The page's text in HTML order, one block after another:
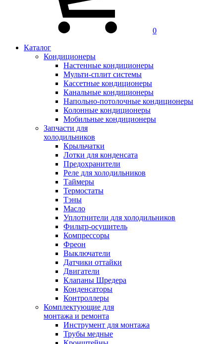
0
Каталог
Кондиционеры
Настенные кондиционеры
Мульти-сплит системы
Кассетные кондиционеры
Канальные кондиционеры
Напольно-потолочные кондиционеры
Колонные кондиционеры
Мобильные кондиционеры
Запчасти для
холодильников
Крыльчатки
Лотки для конденсата
Предохранители
Реле для холодильников
Таймеры
Термостаты
Тэны
Масло
Уплотнители для холодильников
Фильтр-осушитель
Компрессоры
Фреон
Выключатели
Датчики оттайки
Двигатели
Клапаны Шредера
Конденсаторы
Контроллеры
Комплектующие для
монтажа и ремонта
Инструмент для монтажа
Трубы медные